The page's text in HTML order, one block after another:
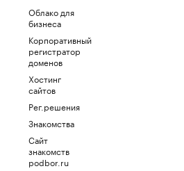
Облако для
бизнеса
Корпоративный
регистратор
доменов
Хостинг
сайтов
Рег.решения
Знакомства
Сайт
знакомств
podbor.ru